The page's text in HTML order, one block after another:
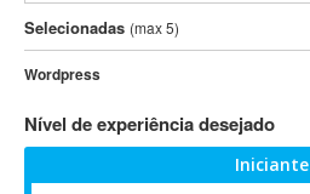
3DS Max
3GSM
4D Dimension
802.11
A&P
Selecionadas (max 5)
Wordpress
Nível de experiência desejado
Iniciante